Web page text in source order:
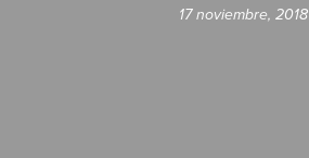
17 noviembre, 2018